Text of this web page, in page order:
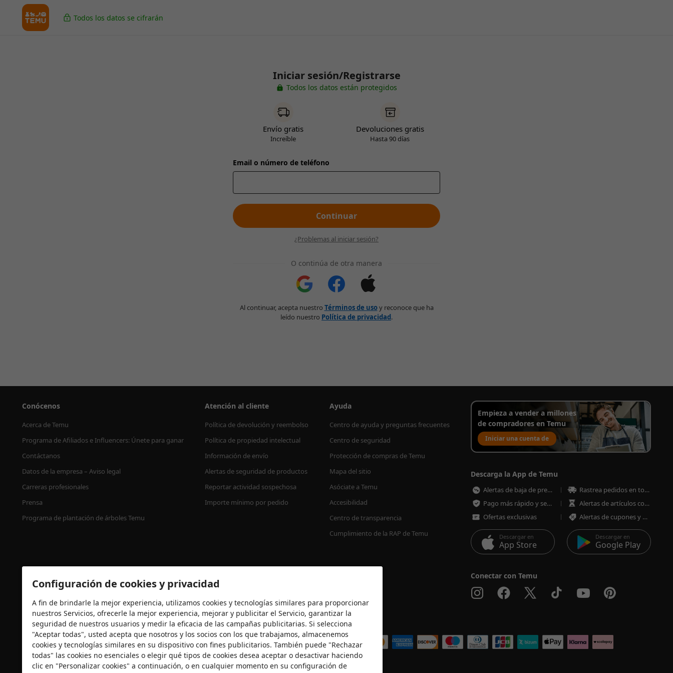
Todos los datos se cifrarán
Iniciar sesión/Registrarse
Todos los datos están protegidos
Envío gratis
Increíble
Devoluciones gratis
Hasta 90 días
Email o número de teléfono
Continuar
¿Problemas al iniciar sesión?
O continúa de otra manera
Al continuar, acepta nuestro Términos de usoy reconoce que ha
leído nuestro Política de privacidad.
Conócenos
Acerca de Temu
Programa de Afiliados e Influencers: Únete para ganar
Contáctanos
Datos de la empresa – Aviso legal
Carreras profesionales
Prensa
Programa de plantación de árboles Temu
Atención al cliente
Política de devolución y reembolso
Política de propiedad intelectual
Información de envío
Alertas de seguridad de productos
Reportar actividad sospechosa
Importe mínimo por pedido
Ayuda
Centro de ayuda y preguntas frecuentes
Centro de seguridad
Protección de compras de Temu
Mapa del sitio
Asóciate a Temu
Accesibilidad
Centro de transparencia
Cumplimiento de la RAP de Temu
Empieza a vender a millones
de compradores en Temu
Iniciar una cuenta de
venta
Descarga la App de Temu
Alertas de baja de precios
Rastrea pedidos en todo momento
Pago más rápido y seguro
Alertas de artículos con poco stock
Ofertas exclusivas
Alertas de cupones y ofertas
Descargar en
App Store
Descargar en
Google Play
Conectar con Temu
Certificación de seguridad Aceptamos
Configuración de cookies y privacidad
A fin de brindarle la mejor experiencia, utilizamos cookies y tecnologías similares para proporcionar
nuestros Servicios, ofrecerle la mejor experiencia, mejorar y publicitar el Servicio, garantizar la
seguridad de nuestros usuarios y medir la eficacia de las campañas publicitarias. Si selecciona
"Aceptar todas", usted acepta que nosotros y los socios con los que trabajamos, almacenemos
cookies y tecnologías similares en su dispositivo con fines publicitarios. También puede "Rechazar
todas" las cookies no esenciales o elegir qué tipos de cookies desea aceptar o desactivar haciendo
clic en "Personalizar cookies" a continuación, o en cualquier momento en su configuración de